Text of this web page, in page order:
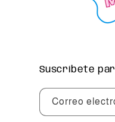
Suscríbete
Correo